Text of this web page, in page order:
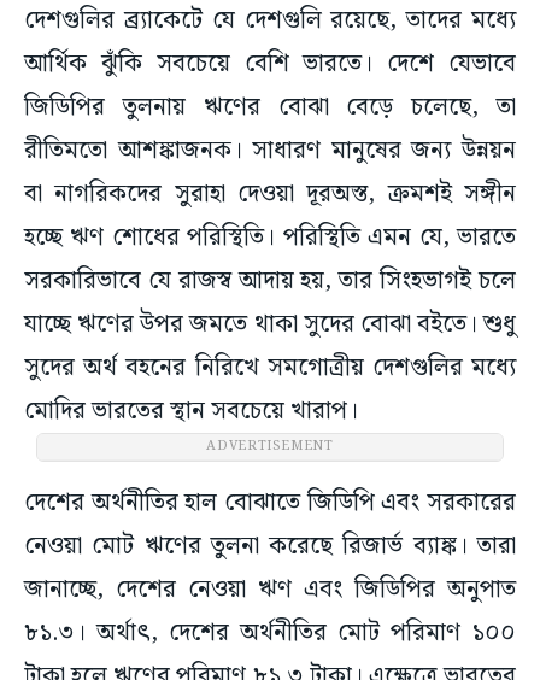
দেশগুলির ব্র্যাকেটে যে দেশগুলি রয়েছে, তাদের মধ্যে
আর্থিক ঝুঁকি সবচেয়ে বেশি ভারতে। দেশে যেভাবে
জিডিপির তুলনায় ঋণের বোঝা বেড়ে চলেছে, তা
রীতিমতো আশঙ্কাজনক। সাধারণ মানুষের জন্য উন্নয়ন
বা নাগরিকদের সুরাহা দেওয়া দূরঅস্ত, ক্রমশই সঙ্গীন
হচ্ছে ঋণ শোধের পরিস্থিতি। পরিস্থিতি এমন যে, ভারতে
সরকারিভাবে যে রাজস্ব আদায় হয়, তার সিংহভাগই চলে
যাচ্ছে ঋণের উপর জমতে থাকা সুদের বোঝা বইতে। শুধু
সুদের অর্থ বহনের নিরিখে সমগোত্রীয় দেশগুলির মধ্যে
মোদির ভারতের স্থান সবচেয়ে খারাপ।
ADVERTISEMENT
দেশের অর্থনীতির হাল বোঝাতে জিডিপি এবং সরকারের
নেওয়া মোট ঋণের তুলনা করেছে রিজার্ভ ব্যাঙ্ক। তারা
জানাচ্ছে, দেশের নেওয়া ঋণ এবং জিডিপির অনুপাত
৮১.৩। অর্থাৎ, দেশের অর্থনীতির মোট পরিমাণ ১০০